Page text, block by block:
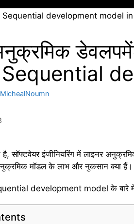
MichealNoumn
है, सॉफ्टवेयर इंजीनियरिंग में लाइनर
मॉडल के लाभ और नुकसान क्या हैं।
development model के बारे में